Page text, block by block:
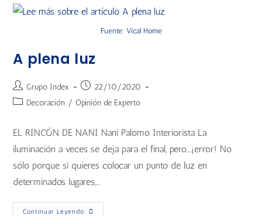
Fuente: Vical Home
A plena luz
Grupo Index
22/10/2020
Decoración / Opinión de Experto
EL RINCÓN DE NANI Nani Palomo Interiorista La
iluminación a veces se deja para el final, pero….¡error! No
sólo porque si quieres colocar un punto de luz en
determinados lugares,…
Continuar Leyendo